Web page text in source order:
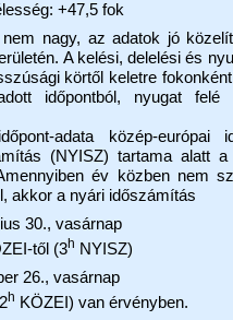
+47,5 fok
nagy, az adatok jó
A kelési, delelési és
körtől keletre
időpontból, nyugat felé
adata közép-európai
(NYISZ) tartama alatt a
év közben nem
akkor a nyári időszámítás
30., vasárnap
től (3h NYISZ)
26., vasárnap
h KÖZEI) van érvényben.